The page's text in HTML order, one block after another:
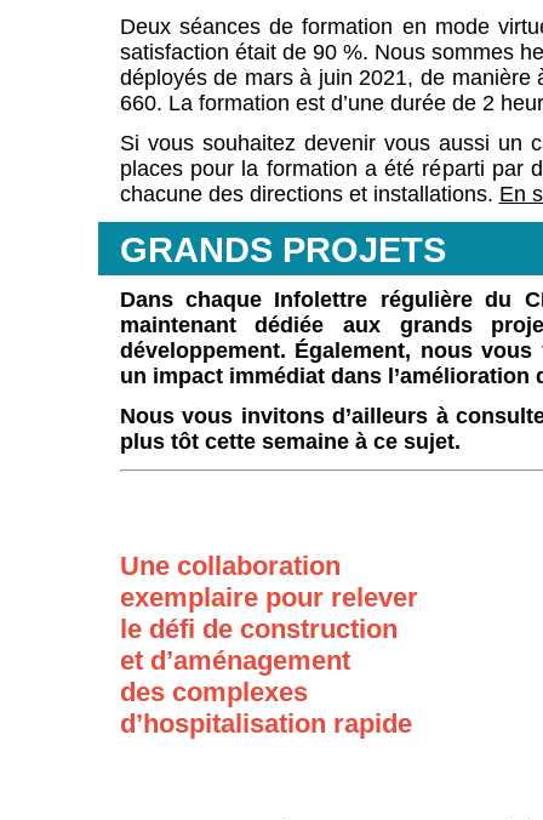
Deux séances de formation en mode
satisfaction était de 90 %. Nous sommes
déployés de mars à juin 2021, de
660. La formation est d’une durée de 2
Si vous souhaitez devenir vous aussi un
places pour la formation a été réparti par
chacune des directions et installations. En
GRANDS PROJETS
Dans chaque Infolettre régulière du
maintenant dédiée aux grands
développement. Également, nous
un impact immédiat dans
Nous vous invitons d’ailleurs à
plus tôt cette semaine à ce sujet.
Une collaboration
exemplaire pour relever
le défi de construction
et d’aménagement
des complexes
d’hospitalisation rapide